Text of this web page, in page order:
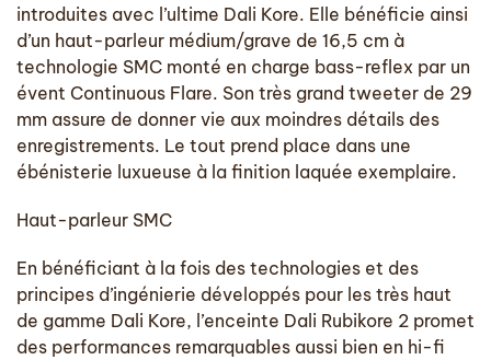
introduites avec l’ultime Dali Kore. Elle bénéficie ainsi
d’un haut-parleur médium/grave de 16,5 cm à
technologie SMC monté en charge bass-reflex par un
évent Continuous Flare. Son très grand tweeter de 29
mm assure de donner vie aux moindres détails des
enregistrements. Le tout prend place dans une
ébénisterie luxueuse à la finition laquée exemplaire.
Haut-parleur SMC
En bénéficiant à la fois des technologies et des
principes d’ingénierie développés pour les très haut
de gamme Dali Kore, l’enceinte Dali Rubikore 2 promet
des performances remarquables aussi bien en hi-fi